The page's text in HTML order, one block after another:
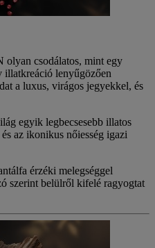
olyan csodálatos, mint egy
lenyűgözően
a luxus, virágos jegyekkel, és
egyik legbecsesebb illatos
az ikonikus nőiesség igazi
érzéki melegséggel
szerint belülről kifelé ragyogtat